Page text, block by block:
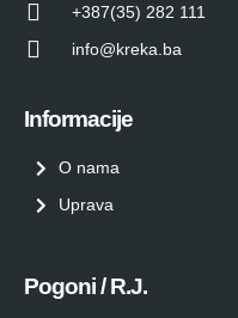
+387(35) 282 111
info@kreka.ba
Informacije
O nama
Uprava
Pogoni / R.J.